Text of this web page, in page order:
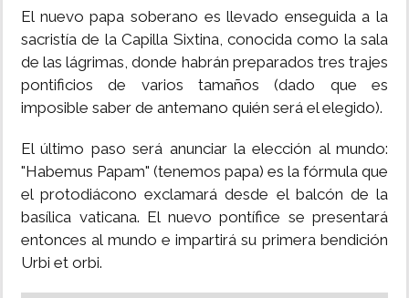
El nuevo papa soberano es llevado enseguida a la
sacristía de la Capilla Sixtina, conocida como la sala
de las lágrimas, donde habrán preparados tres trajes
pontificios de varios tamaños (dado que es
imposible saber de antemano quién será el elegido).
El último paso será anunciar la elección al mundo:
"Habemus Papam" (tenemos papa) es la fórmula que
el protodiácono exclamará desde el balcón de la
basílica vaticana. El nuevo pontífice se presentará
entonces al mundo e impartirá su primera bendición
Urbi et orbi.